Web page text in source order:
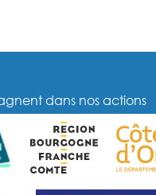
dans nos actions